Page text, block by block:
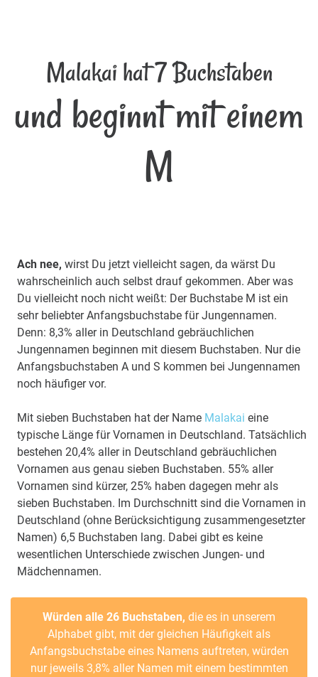
Malakai hat 7 Buchstaben
und beginnt mit einem
M
Ach nee, wirst Du jetzt vielleicht sagen, da wärst Du
wahrscheinlich auch selbst drauf gekommen. Aber was
Du vielleicht noch nicht weißt: Der Buchstabe M ist ein
sehr beliebter Anfangsbuchstabe für Jungennamen.
Denn: 8,3% aller in Deutschland gebräuchlichen
Jungennamen beginnen mit diesem Buchstaben. Nur die
Anfangsbuchstaben A und S kommen bei Jungennamen
noch häufiger vor.
Mit sieben Buchstaben hat der Name Malakai eine
typische Länge für Vornamen in Deutschland. Tatsächlich
bestehen 20,4% aller in Deutschland gebräuchlichen
Vornamen aus genau sieben Buchstaben. 55% aller
Vornamen sind kürzer, 25% haben dagegen mehr als
sieben Buchstaben. Im Durchschnitt sind die Vornamen in
Deutschland (ohne Berücksichtigung zusammengesetzter
Namen) 6,5 Buchstaben lang. Dabei gibt es keine
wesentlichen Unterschiede zwischen Jungen- und
Mädchennamen.
Würden alle 26 Buchstaben, die es in unserem
Alphabet gibt, mit der gleichen Häufigkeit als
Anfangsbuchstabe eines Namens auftreten, würden
nur jeweils 3,8% aller Namen mit einem bestimmten